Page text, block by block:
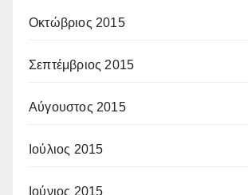
Οκτώβριος 2015
Σεπτέμβριος 2015
Αύγουστος 2015
Ιούλιος 2015
Ιούνιος 2015